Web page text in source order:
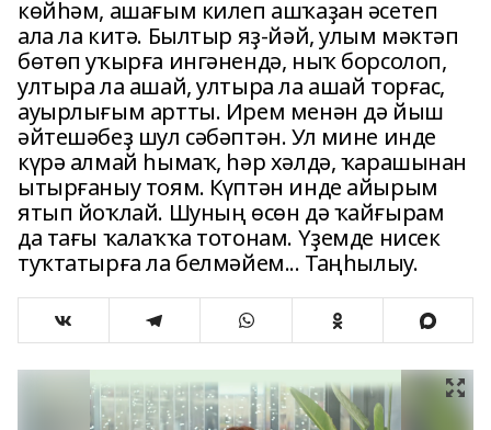
көйһәм, ашағым килеп ашҡаҙан әсетеп
ала ла китә. Былтыр яҙ-йәй, улым мәктәп
бөтөп уҡырға ингәнендә, ныҡ борсолоп,
ултыра ла ашай, ултыра ла ашай торғас,
ауырлығым артты. Ирем менән дә йыш
әйтешәбеҙ шул сәбәптән. Ул мине инде
күрә алмай һымаҡ, һәр хәлдә, ҡарашынан
ытырғаныу тоям. Күптән инде айырым
ятып йоҡлай. Шуның өсөн дә ҡайғырам
да тағы ҡалаҡҡа тотонам. Үҙемде нисек
туҡтатырға ла белмәйем... Таңһылыу.